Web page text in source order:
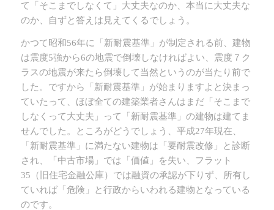
て「そこまでしなくて」大丈夫なのか、本当に大丈夫な
のか、自ずと答えは見えてくるでしょう。
かつて昭和56年に「新耐震基準」が制定される前、建物
は震度5強から6の地震で倒壊しなければよい、震度７ク
ラスの地震が来たら倒壊して当然というのが当たり前で
した。ですから「新耐震基準」が始まりますよと決まっ
ていたって、ほぼ全ての建築業者さんはまだ「そこまで
しなくって大丈夫」って「新耐震基準」の建物は建てま
せんでした。ところがどうでしょう、平成27年現在、
「新耐震基準」に満たない建物は「要耐震改修」と診断
され、「中古市場」では「価値」を失い、フラット
35（旧住宅金融公庫）では融資の承認が下りず、所有し
ていれば「危険」と行政からいわれる建物となっている
のです。